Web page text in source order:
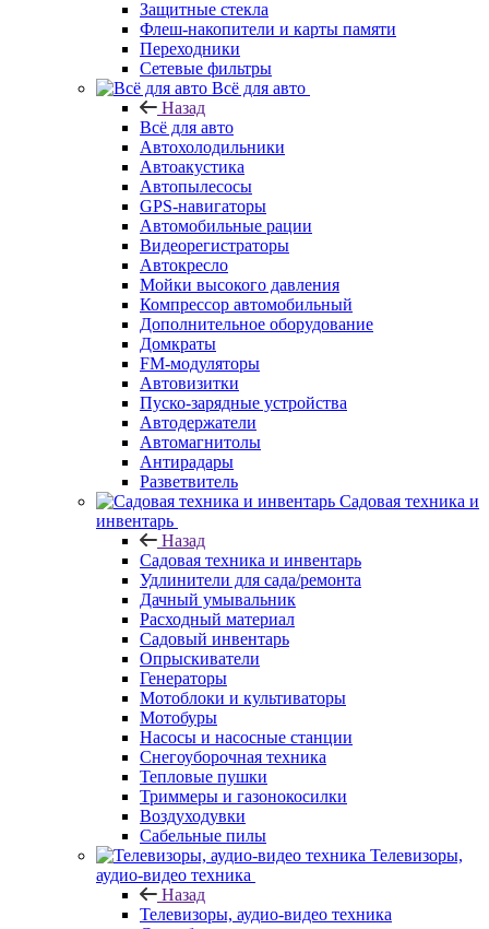
Защитные стекла
Флеш-накопители и карты памяти
Переходники
Сетевые фильтры
Всё для авто
Назад
Всё для авто
Автохолодильники
Автоакустика
Автопылесосы
GPS-навигаторы
Автомобильные рации
Видеорегистраторы
Автокресло
Мойки высокого давления
Компрессор автомобильный
Дополнительное оборудование
Домкраты
FM-модуляторы
Автовизитки
Пуско-зарядные устройства
Автодержатели
Автомагнитолы
Антирадары
Разветвитель
Садовая техника и
инвентарь
Назад
Садовая техника и инвентарь
Удлинители для сада/ремонта
Дачный умывальник
Расходный материал
Садовый инвентарь
Опрыскиватели
Генераторы
Мотоблоки и культиваторы
Мотобуры
Насосы и насосные станции
Снегоуборочная техника
Тепловые пушки
Триммеры и газонокосилки
Воздуходувки
Сабельные пилы
Телевизоры,
аудио-видео техника
Назад
Телевизоры, аудио-видео техника